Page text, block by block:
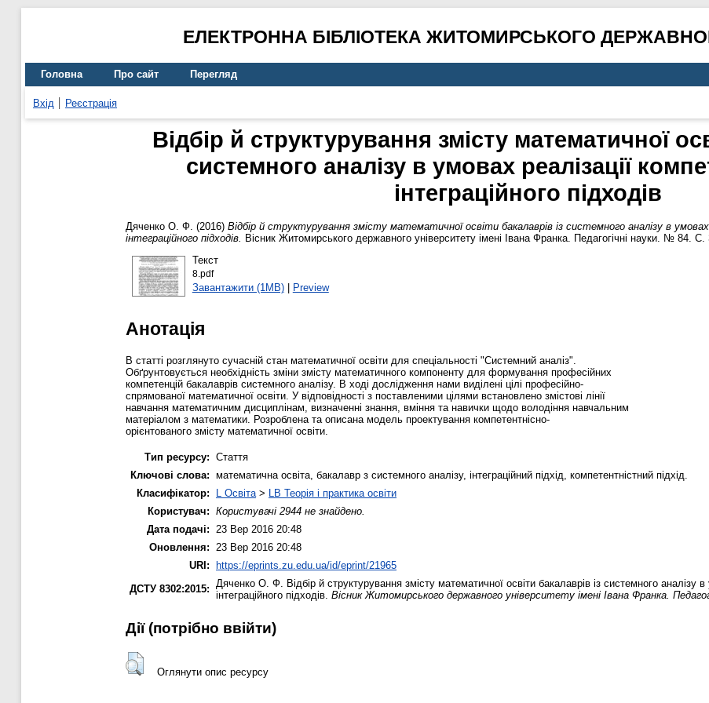
ЕЛЕКТРОННА БІБЛІОТЕКА ЖИТОМИРСЬКОГО
Головна Про сайт Перегляд
Вхід Реєстрація
Відбір й структурування змісту математичної
системного аналізу в умовах реалізації
інтеграційного підходів
Дяченко О. Ф. (2016) Відбір й структурування змісту математичної освіти бакалаврів із системного аналізу в
інтеграційного підходів. Вісник Житомирського державного університету імені Івана Франка. Педагогічні науки. № 84.
Текст
8.pdf
Завантажити (1MB)| Preview
Анотація
В статті розглянуто сучасній стан математичної освіти для спеціальності "Системний аналіз".
Обґрунтовується необхідність зміни змісту математичного компоненту для формування професійних
компетенцій бакалаврів системного аналізу. В ході дослідження нами виділені цілі професійно-
спрямованої математичної освіти. У відповідності з поставленими цілями встановлено змістові лінії
навчання математичним дисциплінам, визначенні знання, вміння та навички щодо володіння навчальним
матеріалом з математики. Розроблена та описана модель проектування компетентнісно-
орієнтованого змісту математичної освіти.
Тип ресурсу: Стаття
Ключові слова: математична освіта, бакалавр з системного аналізу, інтеграційний підхід, компетентністний підхід.
Класифікатор:
L Освіта > LB Теорія і практика освіти
Користувач: Користувачі 2944 не знайдено.
Дата подачі:
23 Вер 2016 20:48
Оновлення:
23 Вер 2016 20:48
URI: https://eprints.zu.edu.ua/id/eprint/21965
ДСТУ 8302:2015:
Дяченко О. Ф. Відбір й структурування змісту математичної освіти бакалаврів із системного аналізу
інтеграційного підходів. Вісник Житомирського державного університету імені Івана Франка.
Дії ​​(потрібно ввійти)
Оглянути опис ресурсу